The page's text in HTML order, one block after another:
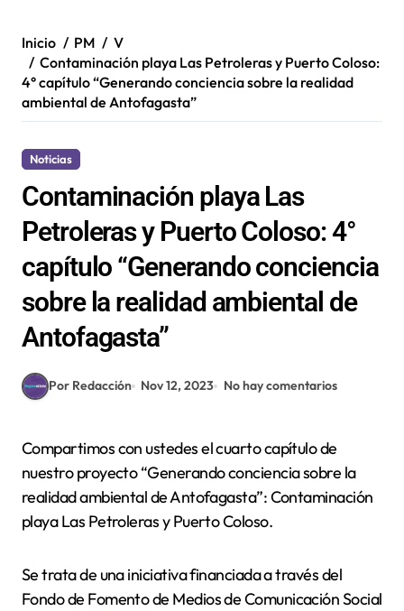
Inicio PM
V
Contaminación playa Las Petroleras y Puerto Coloso:
4° capítulo “Generando conciencia sobre la realidad
ambiental de Antofagasta”
Noticias
Contaminación playa Las
Petroleras y Puerto Coloso: 4°
capítulo “Generando conciencia
sobre la realidad ambiental de
Antofagasta”
Por Redacción Nov 12, 2023 No hay comentarios
Compartimos con ustedes el cuarto capítulo de
nuestro proyecto “Generando conciencia sobre la
realidad ambiental de Antofagasta”: Contaminación
playa Las Petroleras y Puerto Coloso.
Se trata de una iniciativa financiada a través del
Fondo de Fomento de Medios de Comunicación Social